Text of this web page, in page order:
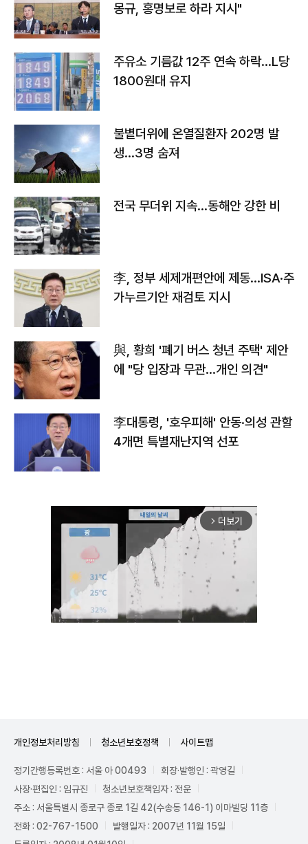
몽규, 홍명보로 하라 지시"
주유소 기름값 12주 연속 하락…L당
1800원대 유지
불볕더위에 온열질환자 202명 발
생…3명 숨져
전국 무더위 지속…동해안 강한 비
李, 정부 세제개편안에 제동…ISA·주
가누르기안 재검토 지시
與, 황희 '폐기 버스 청년 주택' 제안
에 "당 입장과 무관…개인 의견"
李대통령, '호우피해' 안동·의성 관할
4개면 특별재난지역 선포
arrow_forward_ios 더보기
개인정보처리방침 청소년보호정책 사이트맵
정기간행등록번호 : 서울 아 00493
회장·발행인 : 곽영길
사장·편집인 : 임규진
청소년보호책임자 : 전운
주소 : 서울특별시 종로구 종로 1길 42(수송동 146-1) 이마빌딩 11층
전화 : 02-767-1500
발행일자 : 2007년 11월 15일